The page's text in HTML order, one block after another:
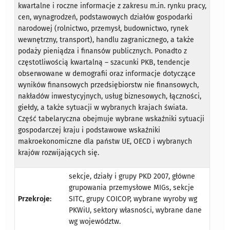
kwartalne i roczne informacje z zakresu m.in. rynku pracy,
cen, wynagrodzeń, podstawowych działów gospodarki
narodowej (rolnictwo, przemysł, budownictwo, rynek
wewnętrzny, transport), handlu zagranicznego, a także
podaży pieniądza i finansów publicznych. Ponadto z
częstotliwością kwartalną – szacunki PKB, tendencje
obserwowane w demografii oraz informacje dotyczące
wyników finansowych przedsiębiorstw nie finansowych,
nakładów inwestycyjnych, usług biznesowych, łączności,
giełdy, a także sytuacji w wybranych krajach świata.
Część tabelaryczna obejmuje wybrane wskaźniki sytuacji
gospodarczej kraju i podstawowe wskaźniki
makroekonomiczne dla państw UE, OECD i wybranych
krajów rozwijających się.
Przekroje:
sekcje, działy i grupy PKD 2007, główne
grupowania przemysłowe MIGs, sekcje
SITC, grupy COICOP, wybrane wyroby wg
PKWiU, sektory własności, wybrane dane
wg województw.